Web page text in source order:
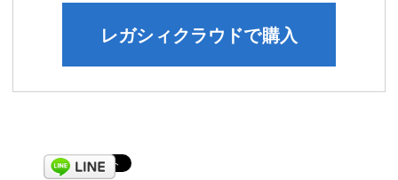
レガシィクラウドで購入